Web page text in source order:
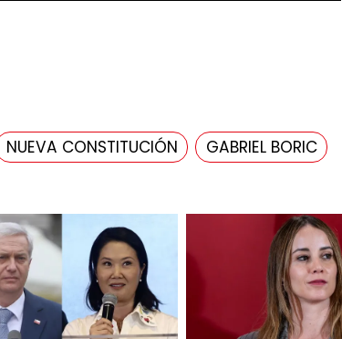
NUEVA CONSTITUCIÓN
GABRIEL BORIC